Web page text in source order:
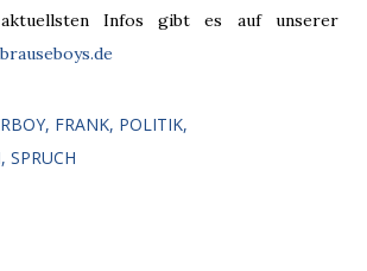
Infos gibt es auf unserer
FRANK POLITIK
SPRUCH